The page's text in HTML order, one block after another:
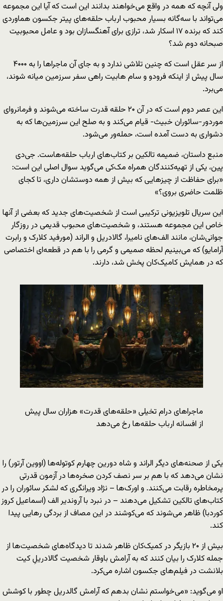
ولی آنچه که همه در واقع می‌‌خواهند بدانند این است که آیا این مجموعه
می‌تواند با سه‌گانه بسیار محبوب ارباب حلقه‌های پیتر جکسون هماوردی
کند که برنده ۱۷ اسکار شد، ترازی برای آهنگسازان بود و عامل محبوبیت
صبحانه دوم شد؟
از سر عقل است که چنین تلاشی ندارد و به جای آن ماجراها را به ۴۰۰۰
سال پیش از اینکه فرودو و سام هابیت راهی سفر سرزمین میانه شوند،
می‌برد.
این عصر دوم است که در آن ۲۰ حلقه‌ قدرت ساخته می‌شوند و فرمانروای
موردور-سائوران خبیث- قیام می‌کند و به صلح این سرزمین‌ها که به
دشواری به دست آمده است، حمله‌ور می‌شود.
منبع داستان، ضمیمه تالکین بر کتاب‌های ارباب حلقه‌هاست. جی‌دی
پین، یکی از تهیه‌کنندگان همراه مک‌کی می‌گوید سوال اصلی این است:
«برای حفاظت از چیزهایی که بیش از همه دوستشان داری، تا کجای
ظلمت حاضری بروی؟»
این سریال تلویزیونی ترکیبی است از شخصیت‌های جدید که بعضی از آنها
خاص این مجموعه هستند، و شخصیت‌های محبوب قدیمی در روزگار
جوانی‌شان، مانند الف‌های نامیرا، گالادریل و الراند (مورفید کلارک و رابرت
آرامایو) که می‌بینیم لحظه‌ صمیمی و گرمی را با هم در قطعه‌ای اختصاصی
که در همایش کامیک‌کان پخش شد، دارند.
ماجراهای درام تخیلی «حلقه‌های قدرت» هزاران سال پیش
از افسانه‌ ارباب حلقه‌ها رخ می‌دهد
یکی از صحنه‌های دیگر الراند و شاه دورین چهارم کوتوله‌ها (اووین آرتور) را
نشان می‌دهد که با هم بر سر نصف کردن صخره‌ها در آزمون قدرتی
پرمخاطره رقابت می‌کنند. و اورک‌ها – نژاد ویرانگری که لشکر سائوران را در
کتاب‌های تالکین تشکیل می‌دهند – در نبرد با آروندیر الف (اسماعیل کروز
کوردبا) ظاهر می‌شوند که می‌کوشند در این مصاف از بردگی رهایی پیدا
کند.
بیش از ۲۰ بازیگر در کمیک‌کان ظاهر شدند تا دیدگاه‌های شخصیت‌ها از
جمله کلارک را بیان کنند که به آرامش باوقار شخصیت گالادریلِ کیت
بلانشت در فیلم‌های جکسون اشاره می‌کرد.
او می‌گوید: «می‌‌خواستم نشان بدهم که آرامش گالدریل چطور با کوشش